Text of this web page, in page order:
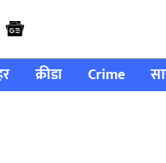
क्रीडा Crime